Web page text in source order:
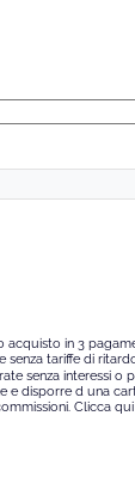
in 3
senza tariffe di
senza interessi o
e disporre d una
Clicca qui